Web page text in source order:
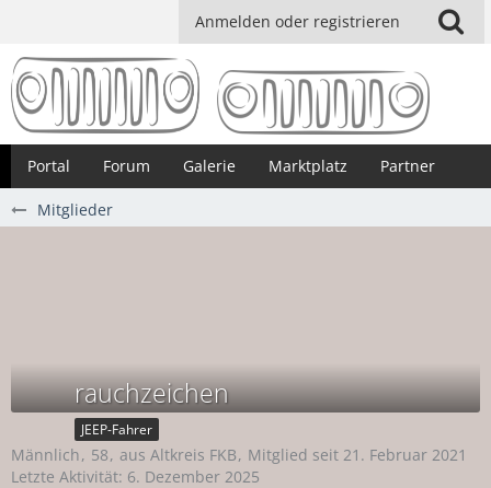
Anmelden oder registrieren
Portal Forum Galerie Marktplatz Partner
Mitglieder
rauchzeichen
JEEP-Fahrer
Männlich 58 aus Altkreis FKB
Mitglied seit 21. Februar 2021
Letzte Aktivität: 6. Dezember 2025